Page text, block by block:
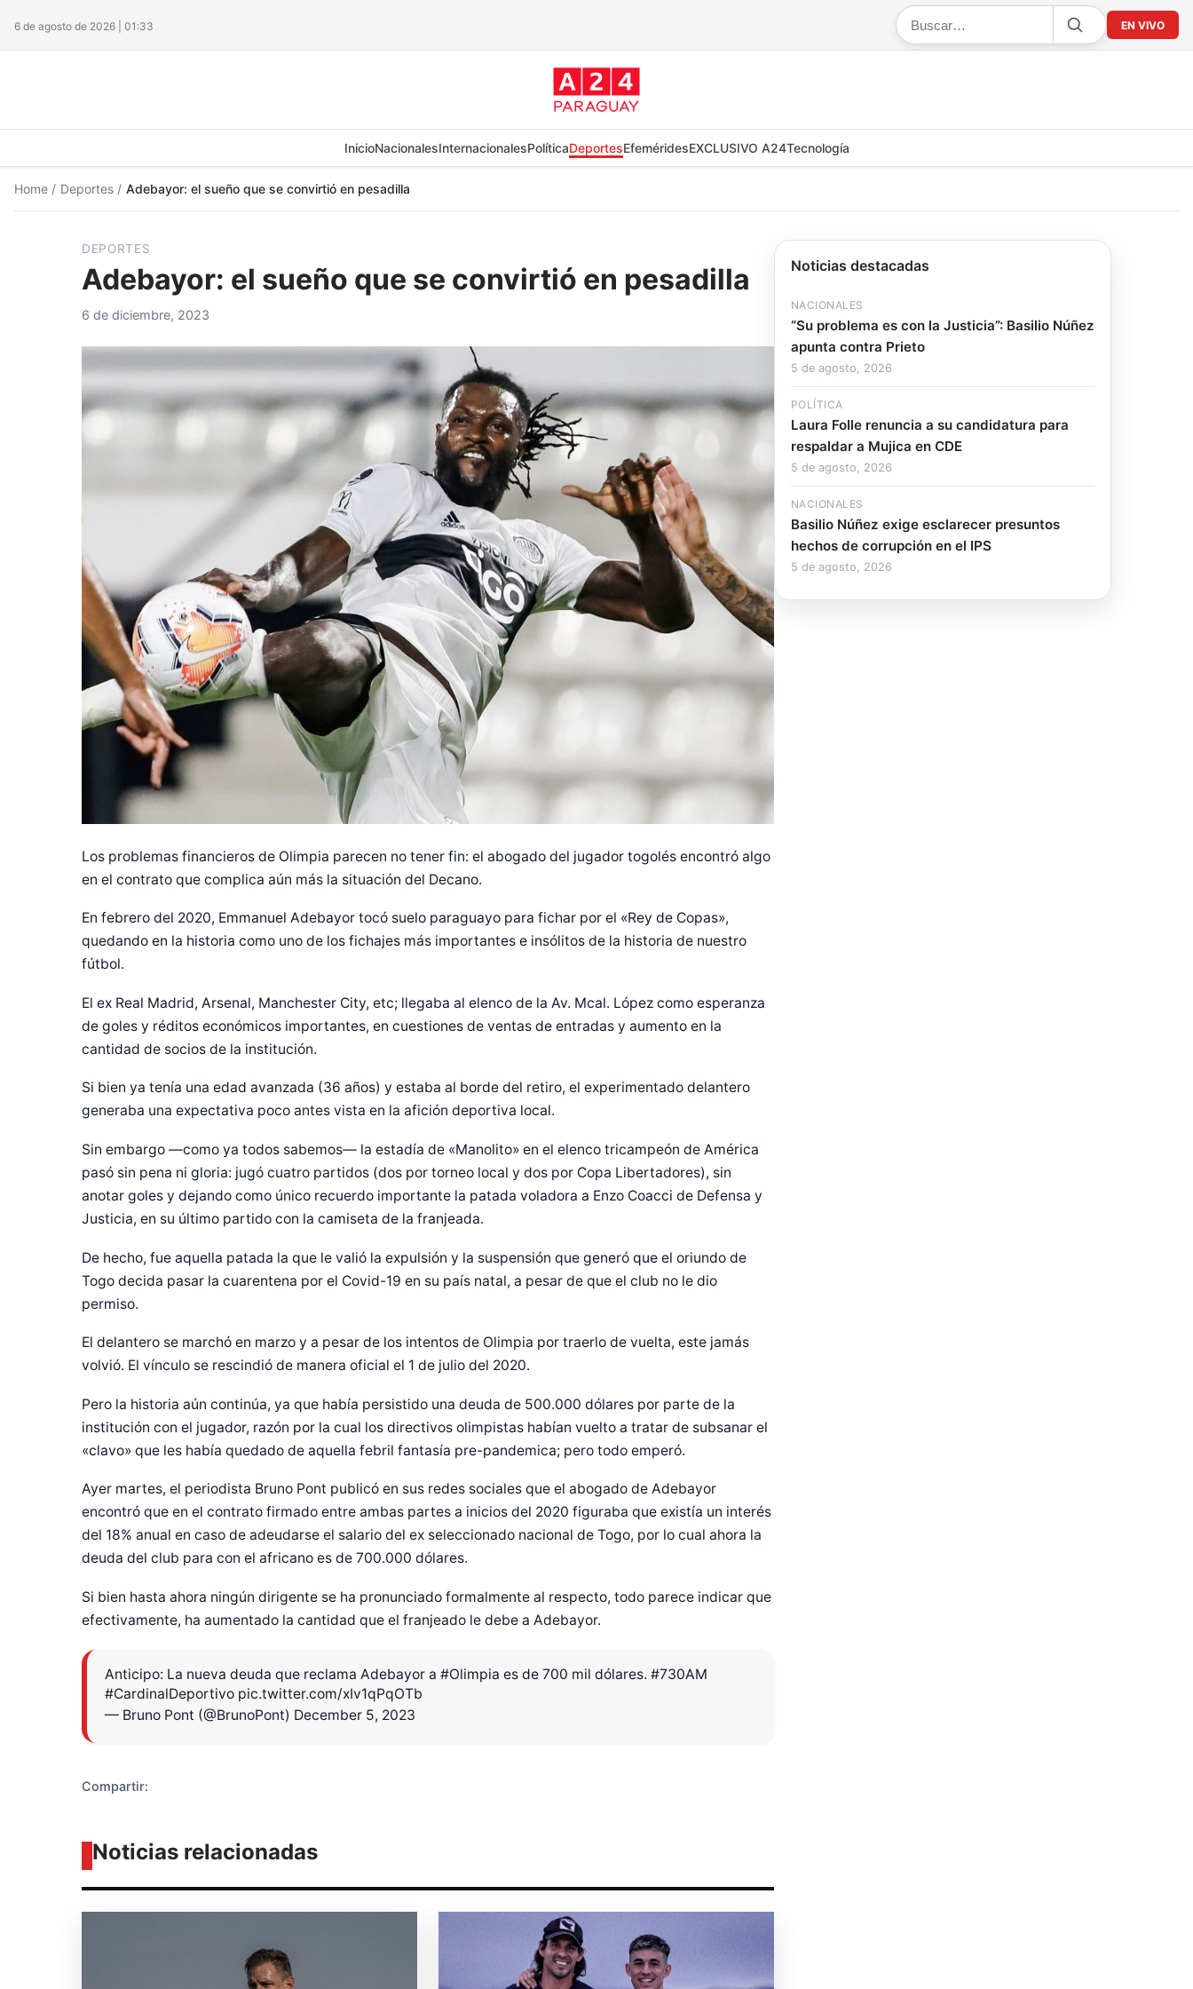
6 de agosto de 2026 | 01:33 EN VIVO
InicioNacionalesInternacionalesPolíticaDeportesEfeméridesEXCLUSIVO A24Tecnología
Home / Deportes / Adebayor: el sueño que se convirtió en pesadilla
DEPORTES
Adebayor: el sueño que se convirtió en pesadilla
6 de diciembre, 2023
Los problemas financieros de Olimpia parecen no tener fin: el abogado del jugador togolés encontró algo
en el contrato que complica aún más la situación del Decano.
En febrero del 2020, Emmanuel Adebayor tocó suelo paraguayo para fichar por el «Rey de Copas»,
quedando en la historia como uno de los fichajes más importantes e insólitos de la historia de nuestro
fútbol.
El ex Real Madrid, Arsenal, Manchester City, etc; llegaba al elenco de la Av. Mcal. López como esperanza
de goles y réditos económicos importantes, en cuestiones de ventas de entradas y aumento en la
cantidad de socios de la institución.
Si bien ya tenía una edad avanzada (36 años) y estaba al borde del retiro, el experimentado delantero
generaba una expectativa poco antes vista en la afición deportiva local.
Sin embargo —como ya todos sabemos— la estadía de «Manolito» en el elenco tricampeón de América
pasó sin pena ni gloria: jugó cuatro partidos (dos por torneo local y dos por Copa Libertadores), sin
anotar goles y dejando como único recuerdo importante la patada voladora a Enzo Coacci de Defensa y
Justicia, en su último partido con la camiseta de la franjeada.
De hecho, fue aquella patada la que le valió la expulsión y la suspensión que generó que el oriundo de
Togo decida pasar la cuarentena por el Covid-19 en su país natal, a pesar de que el club no le dio
permiso.
El delantero se marchó en marzo y a pesar de los intentos de Olimpia por traerlo de vuelta, este jamás
volvió. El vínculo se rescindió de manera oficial el 1 de julio del 2020.
Pero la historia aún continúa, ya que había persistido una deuda de 500.000 dólares por parte de la
institución con el jugador, razón por la cual los directivos olimpistas habían vuelto a tratar de subsanar el
«clavo» que les había quedado de aquella febril fantasía pre-pandemica; pero todo emperó.
Ayer martes, el periodista Bruno Pont publicó en sus redes sociales que el abogado de Adebayor
encontró que en el contrato firmado entre ambas partes a inicios del 2020 figuraba que existía un interés
del 18% anual en caso de adeudarse el salario del ex seleccionado nacional de Togo, por lo cual ahora la
deuda del club para con el africano es de 700.000 dólares.
Si bien hasta ahora ningún dirigente se ha pronunciado formalmente al respecto, todo parece indicar que
efectivamente, ha aumentado la cantidad que el franjeado le debe a Adebayor.
Anticipo: La nueva deuda que reclama Adebayor a #Olimpia es de 700 mil dólares. #730AM
#CardinalDeportivo pic.twitter.com/xIv1qPqOTb
— Bruno Pont (@BrunoPont) December 5, 2023
Compartir:
Noticias relacionadas
Noticias destacadas
NACIONALES
“Su problema es con la Justicia”: Basilio Núñez
apunta contra Prieto
5 de agosto, 2026
POLÍTICA
Laura Folle renuncia a su candidatura para
respaldar a Mujica en CDE
5 de agosto, 2026
NACIONALES
Basilio Núñez exige esclarecer presuntos
hechos de corrupción en el IPS
5 de agosto, 2026